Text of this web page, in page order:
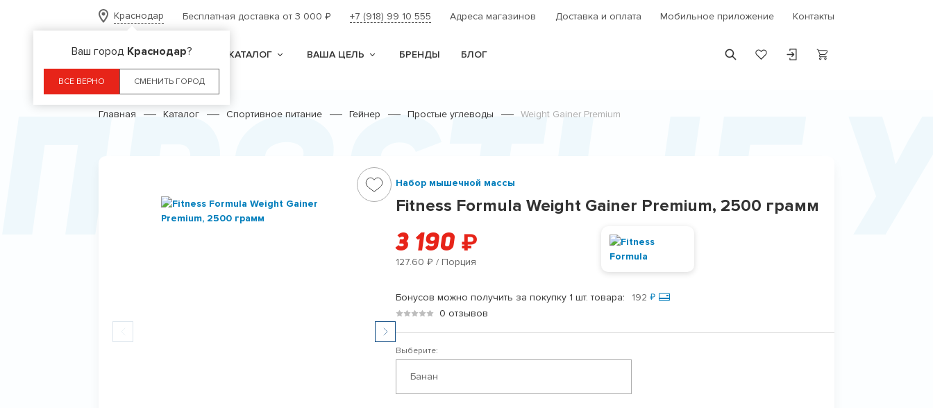
Краснодар
Ваш город Краснодар?
ВСЕ ВЕРНО СМЕНИТЬ ГОРОД
Бесплатная доставка от 3 000₽ +7 (918) 99 10 555 Адреса магазинов Доставка и оплата Мобильное приложение Контакты
КАТАЛОГ ВАША ЦЕЛЬ БРЕНДЫ БЛОГ
Главная Каталог Спортивное питание Гейнер Простые углеводы Weight Gainer Premium
Простые
Набор мышечной массы
Fitness Formula Weight Gainer Premium, 2500 грамм
3 190 ₽
127.60 ₽ / Порция
Бонусов можно получить за покупку 1 шт. товара: 192 ₽
0 отзывов
Выберите:
Банан